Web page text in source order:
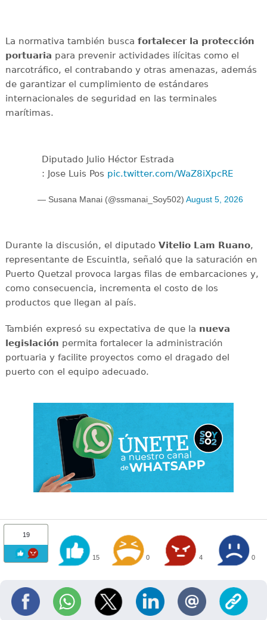
La normativa también busca fortalecer la protección
portuaria para prevenir actividades ilícitas como el
narcotráfico, el contrabando y otras amenazas, además
de garantizar el cumplimiento de estándares
internacionales de seguridad en las terminales
marítimas.
Diputado Julio Héctor Estrada
: Jose Luis Pos pic.twitter.com/WaZ8iXpcRE
— Susana Manai (@ssmanai_Soy502) August 5, 2026
Durante la discusión, el diputado Vitelio Lam Ruano,
representante de Escuintla, señaló que la saturación en
Puerto Quetzal provoca largas filas de embarcaciones y,
como consecuencia, incrementa el costo de los
productos que llegan al país.
También expresó su expectativa de que la nueva
legislación permita fortalecer la administración
portuaria y facilite proyectos como el dragado del
puerto con el equipo adecuado.
19
15 0 4 0